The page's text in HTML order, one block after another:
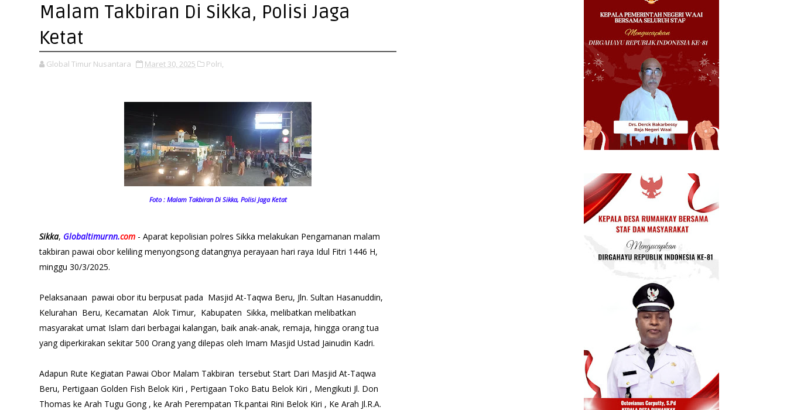
Malam Takbiran Di Sikka, Polisi Jaga
Ketat
Global Timur Nusantara Maret 30, 2025 Polri,
Foto : Malam Takbiran Di Sikka, Polisi Jaga Ketat
Sikka, Globaltimurnn.com - Aparat kepolisian polres Sikka melakukan Pengamanan malam
takbiran pawai obor keliling menyongsong datangnya perayaan hari raya Idul Fitri 1446 H,
minggu 30/3/2025.
Pelaksanaan pawai obor itu berpusat pada Masjid At-Taqwa Beru, Jln. Sultan Hasanuddin,
Kelurahan Beru, Kecamatan Alok Timur, Kabupaten Sikka, melibatkan melibatkan
masyarakat umat Islam dari berbagai kalangan, baik anak-anak, remaja, hingga orang tua
yang diperkirakan sekitar 500 Orang yang dilepas oleh Imam Masjid Ustad Jainudin Kadri.
Adapun Rute Kegiatan Pawai Obor Malam Takbiran tersebut Start Dari Masjid At-Taqwa
Beru, Pertigaan Golden Fish Belok Kiri , Pertigaan Toko Batu Belok Kiri , Mengikuti Jl. Don
Thomas ke Arah Tugu Gong , ke Arah Perempatan Tk.pantai Rini Belok Kiri , Ke Arah Jl.R.A.